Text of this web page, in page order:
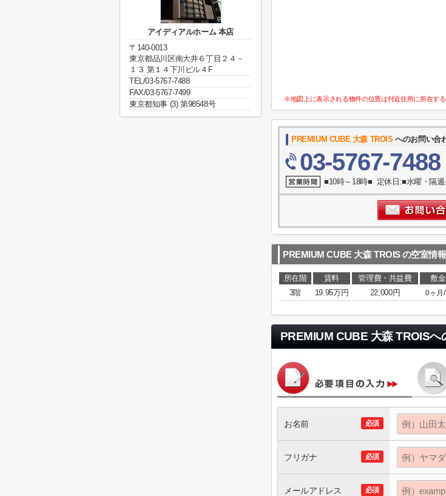
※地図上に表示される物件の位置は付近住所に所在す
PREMIUM CUBE 大森 TROIS へのお問い合
03-5767-7488
■10時～18時■ 定休日:■水曜・隔
PREMIUM CUBE 大森 TROISの空室情報
所在階 賃料 管理費・共益費 敷
3階
19.95万円 22,000円 0ヶ月
PREMIUM CUBE 大森 TROISへ
必須
お名前
必須
フリガナ
必須
メールアドレス
アイディアルホーム 本店
〒140-0013
東京都品川区南大井６丁目２４－
１３ 第１４下川ビル４F
TEL/03-5767-7488
FAX/03-5767-7499
東京都知事 (3) 第98548号